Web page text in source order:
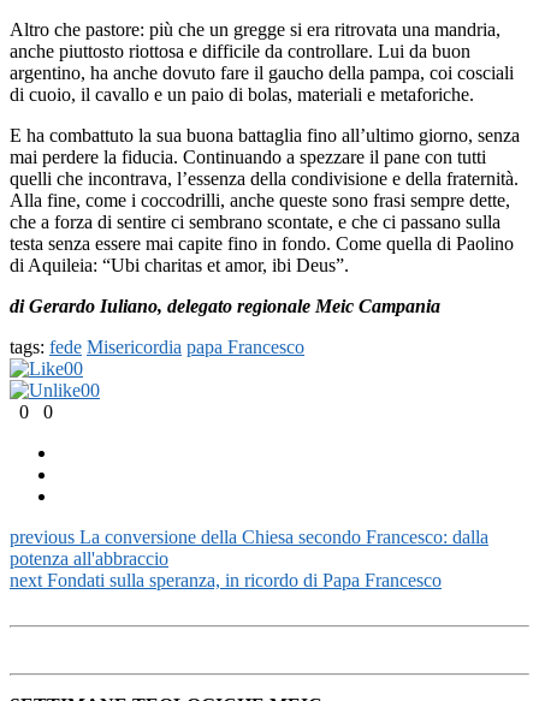
Altro che pastore: più che un gregge si era ritrovata una mandria,
anche piuttosto riottosa e difficile da controllare. Lui da buon
argentino, ha anche dovuto fare il gaucho della pampa, coi cosciali
di cuoio, il cavallo e un paio di bolas, materiali e metaforiche.
E ha combattuto la sua buona battaglia fino all’ultimo giorno, senza
mai perdere la fiducia. Continuando a spezzare il pane con tutti
quelli che incontrava, l’essenza della condivisione e della fraternità.
Alla fine, come i coccodrilli, anche queste sono frasi sempre dette,
che a forza di sentire ci sembrano scontate, e che ci passano sulla
testa senza essere mai capite fino in fondo. Come quella di Paolino
di Aquileia: “Ubi charitas et amor, ibi Deus”.
di Gerardo Iuliano, delegato regionale Meic Campania
tags: fede Misericordia papa Francesco
00
00
0
0
previous La conversione della Chiesa secondo Francesco: dalla
potenza all'abbraccio
next Fondati sulla speranza, in ricordo di Papa Francesco